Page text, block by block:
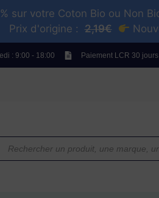
sur votre Coton Bio ou Non
Prix d'origine : 2,19€
: 9:00 - 18:00 Paiement LCR 30 jours
GAMME BLANCHE PANS HYDRO NEW